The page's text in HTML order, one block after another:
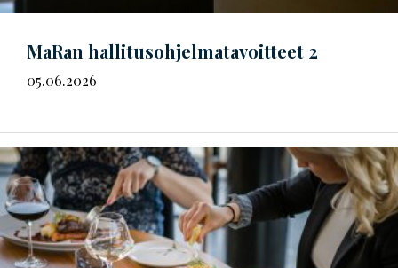
MaRan hal­li­tus­oh­jel­ma­ta­voit­teet 2
05.06.2026